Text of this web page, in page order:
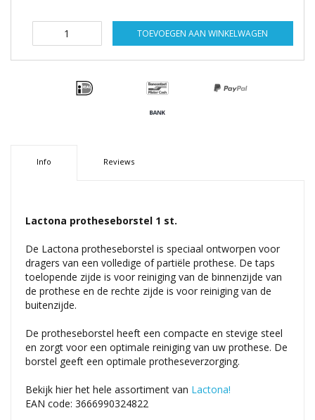
TOEVOEGEN AAN WINKELWAGEN
Info Reviews
Lactona protheseborstel 1 st.
De Lactona protheseborstel is speciaal ontworpen voor
dragers van een volledige of partiële prothese. De taps
toelopende zijde is voor reiniging van de binnenzijde van
de prothese en de rechte zijde is voor reiniging van de
buitenzijde.
De protheseborstel heeft een compacte en stevige steel
en zorgt voor een optimale reiniging van uw prothese. De
borstel geeft een optimale protheseverzorging.
Bekijk hier het hele assortiment van Lactona!
EAN code: 3666990324822